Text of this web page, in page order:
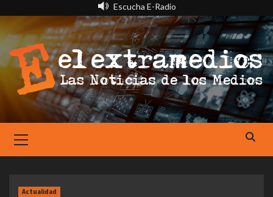
contenido
Escucha E-Radio
Menu
Actualidad